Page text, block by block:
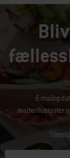
E-
madentusiaster